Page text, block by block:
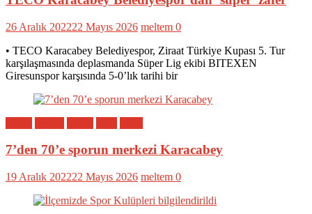
26 Aralık 202222 Mayıs 2026 meltem 0
• TECO Karacabey Belediyespor, Ziraat Türkiye Kupası 5. Tur
karşılaşmasında deplasmanda Süper Lig ekibi BITEXEN
Giresunspor karşısında 5-0’lık tarihi bir
7’den 70’e sporun merkezi Karacabey
19 Aralık 202222 Mayıs 2026 meltem 0